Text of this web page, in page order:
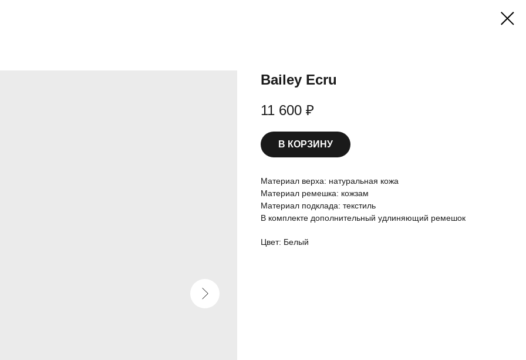
Bailey Ecru
11 600 ₽
В КОРЗИНУ
Материал верха: натуральная кожа
Материал ремешка: кожзам
Материал подклада: текстиль
В комплекте дополнительный удлиняющий ремешок
Цвет: Белый